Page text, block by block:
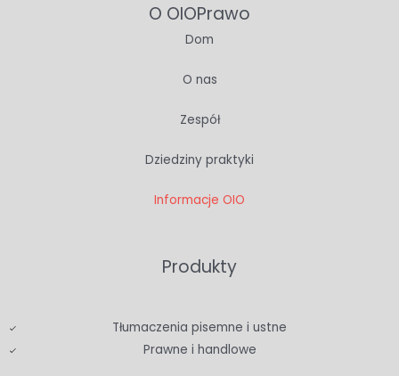
O OIOPrawo
Dom
O nas
Zespół
Dziedziny praktyki
Informacje OIO
Produkty
Tłumaczenia pisemne i ustne
Prawne i handlowe